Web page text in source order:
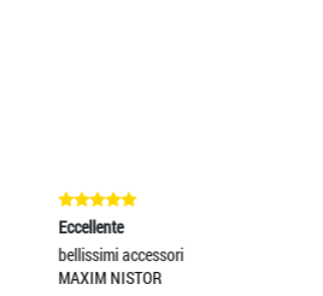
Eccellente
L'oggetto risponde
aspettative! Estre